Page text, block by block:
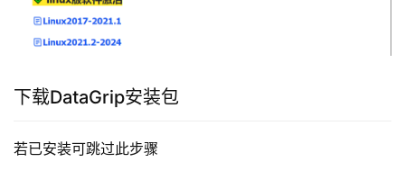
下载DataGrip安装包
若已安装可跳过此步骤